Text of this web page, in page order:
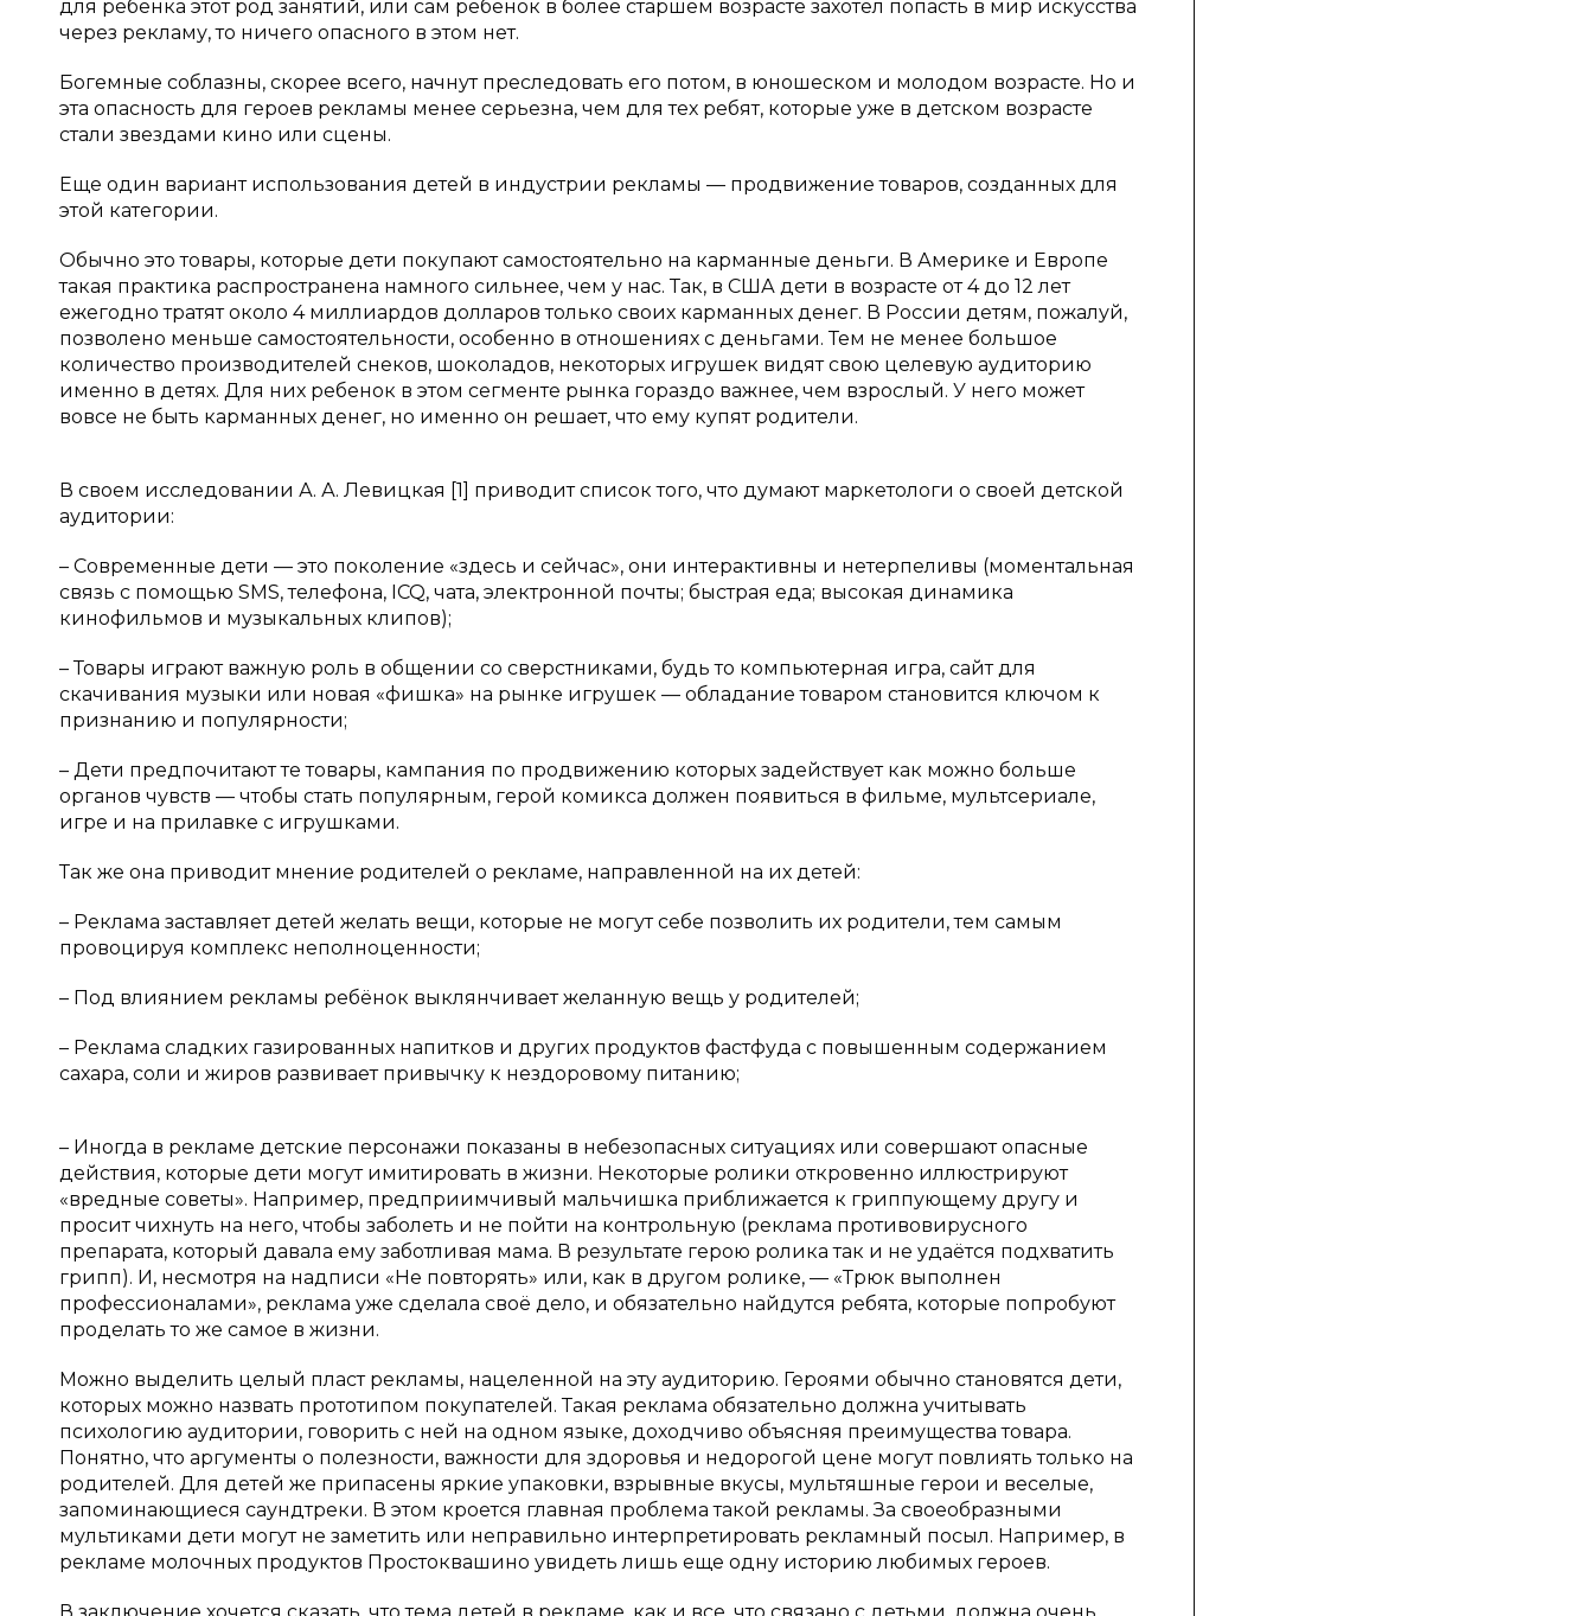
для ребенка этот род занятий, или сам ребенок в более старшем возрасте захотел попасть в мир искусства
через рекламу, то ничего опасного в этом нет.
Богемные соблазны, скорее всего, начнут преследовать его потом, в юношеском и молодом возрасте. Но и
эта опасность для героев рекламы менее серьезна, чем для тех ребят, которые уже в детском возрасте
стали звездами кино или сцены.
Еще один вариант использования детей в индустрии рекламы — продвижение товаров, созданных для
этой категории.
Обычно это товары, которые дети покупают самостоятельно на карманные деньги. В Америке и Европе
такая практика распространена намного сильнее, чем у нас. Так, в США дети в возрасте от 4 до 12 лет
ежегодно тратят около 4 миллиардов долларов только своих карманных денег. В России детям, пожалуй,
позволено меньше самостоятельности, особенно в отношениях с деньгами. Тем не менее большое
количество производителей снеков, шоколадов, некоторых игрушек видят свою целевую аудиторию
именно в детях. Для них ребенок в этом сегменте рынка гораздо важнее, чем взрослый. У него может
вовсе не быть карманных денег, но именно он решает, что ему купят родители.
В своем исследовании А. А. Левицкая [1] приводит список того, что думают маркетологи о своей детской
аудитории:
– Современные дети — это поколение «здесь и сейчас», они интерактивны и нетерпеливы (моментальная
связь с помощью SMS, телефона, ICQ, чата, электронной почты; быстрая еда; высокая динамика
кинофильмов и музыкальных клипов);
– Товары играют важную роль в общении со сверстниками, будь то компьютерная игра, сайт для
скачивания музыки или новая «фишка» на рынке игрушек — обладание товаром становится ключом к
признанию и популярности;
– Дети предпочитают те товары, кампания по продвижению которых задействует как можно больше
органов чувств — чтобы стать популярным, герой комикса должен появиться в фильме, мультсериале,
игре и на прилавке с игрушками.
Так же она приводит мнение родителей о рекламе, направленной на их детей:
– Реклама заставляет детей желать вещи, которые не могут себе позволить их родители, тем самым
провоцируя комплекс неполноценности;
– Под влиянием рекламы ребёнок выклянчивает желанную вещь у родителей;
– Реклама сладких газированных напитков и других продуктов фастфуда с повышенным содержанием
сахара, соли и жиров развивает привычку к нездоровому питанию;
– Иногда в рекламе детские персонажи показаны в небезопасных ситуациях или совершают опасные
действия, которые дети могут имитировать в жизни. Некоторые ролики откровенно иллюстрируют
«вредные советы». Например, предприимчивый мальчишка приближается к гриппующему другу и
просит чихнуть на него, чтобы заболеть и не пойти на контрольную (реклама противовирусного
препарата, который давала ему заботливая мама. В результате герою ролика так и не удаётся подхватить
грипп). И, несмотря на надписи «Не повторять» или, как в другом ролике, — «Трюк выполнен
профессионалами», реклама уже сделала своё дело, и обязательно найдутся ребята, которые попробуют
проделать то же самое в жизни.
Можно выделить целый пласт рекламы, нацеленной на эту аудиторию. Героями обычно становятся дети,
которых можно назвать прототипом покупателей. Такая реклама обязательно должна учитывать
психологию аудитории, говорить с ней на одном языке, доходчиво объясняя преимущества товара.
Понятно, что аргументы о полезности, важности для здоровья и недорогой цене могут повлиять только на
родителей. Для детей же припасены яркие упаковки, взрывные вкусы, мультяшные герои и веселые,
запоминающиеся саундтреки. В этом кроется главная проблема такой рекламы. За своеобразными
мультиками дети могут не заметить или неправильно интерпретировать рекламный посыл. Например, в
рекламе молочных продуктов Простоквашино увидеть лишь еще одну историю любимых героев.